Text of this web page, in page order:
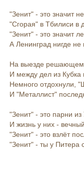
"Зенит" - это значит
"Сгорая" в Тбилиси в
"Зенит" - это значит
А Ленинград нигде не
На выезде решающем
И между дел из
Немного отдохнули,
И "Металлист"
"Зенит" - это парни из
И жизнь у них -
"Зенит" - это взлёт
"Зенит" - ты у Питера